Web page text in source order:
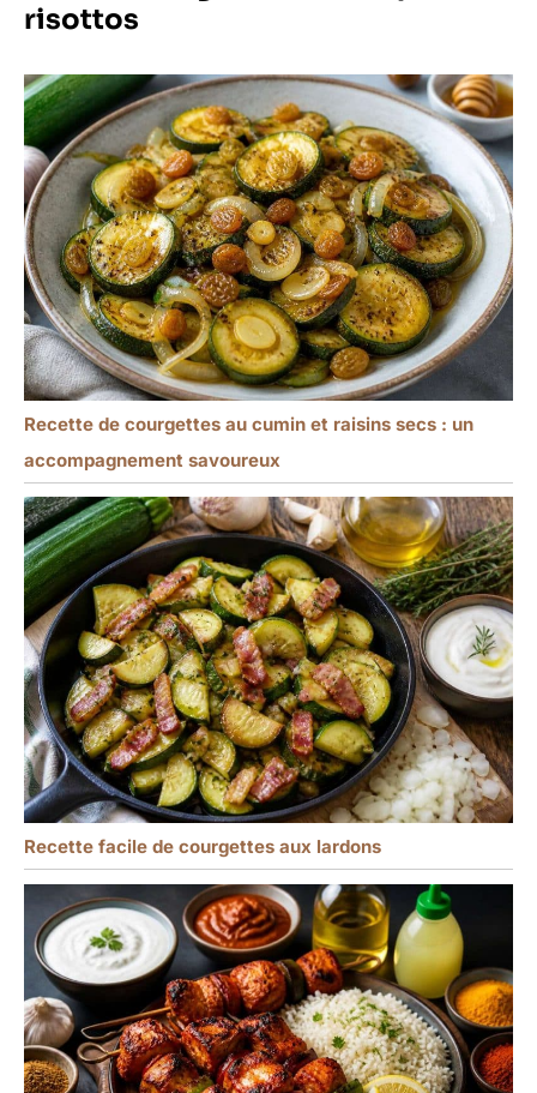
dans l'utilisation
quotidienne, sans crainte
de se briser. Compatible
avec le lave-vaisselle,
facile à nettoyer et rapide
: il peut être
complètement mis dans
le lave-vaisselle pour le
nettoyage,éliminant les
étapes fastidieuses du
lavage à la main, vous
permettant d'avoir plus
de temps pour vous
détendre après les repas.
matériau est résistant à
la chaleur, et il n'est pas
facile de retenir les
taches et les odeurs
après le nettoyage,
gardant la surface de la
plaque propre comme
neuve,ce qui le rend plus
sans soucis à utiliser.
risottos
Recette de courgettes au cumin et raisins secs : un
accompagnement savoureux
Recette facile de courgettes aux lardons